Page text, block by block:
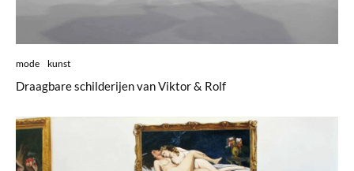
mode kunst
Draagbare schilderijen van Viktor & Rolf